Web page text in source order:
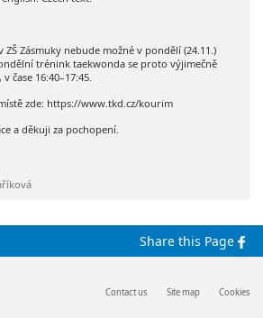
Zásmuky nebude možné v pondělí (24.11.)
trénink taekwonda se proto výjimečně
čase 16:40–17:45.
zde: https://www.tkd.cz/kourim
a děkuji za pochopení.
Share this Page
Contact us Site map Cookies